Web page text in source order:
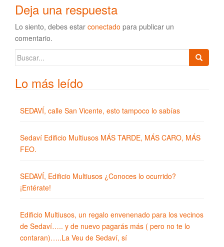
Deja una respuesta
Lo siento, debes estar conectado para publicar un
comentario.
Buscar:
Lo más leído
SEDAVÍ, calle San Vicente, esto tampoco lo sabías
Sedaví Edificio Multiusos MÁS TARDE, MÁS CARO, MÁS
FEO.
SEDAVÍ, Edificio Multiusos ¿Conoces lo ocurrido?
¡Entérate!
Edificio Multiusos, un regalo envenenado para los vecinos
de Sedaví….. y de nuevo pagarás más ( pero no te lo
contaran)…..La Veu de Sedaví, sí